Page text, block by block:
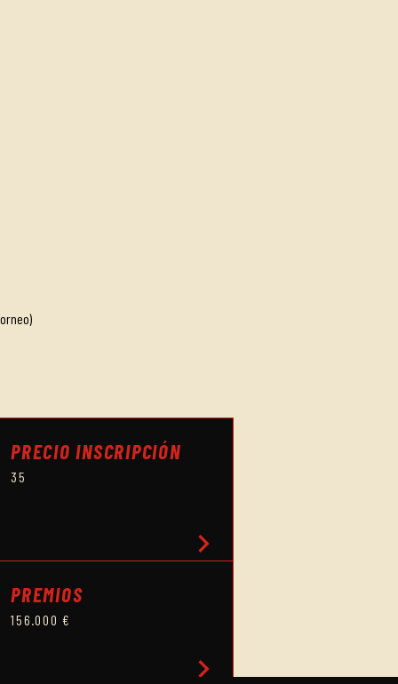
final
PRECIO INSCRIPCIÓN
35
chevron_right
PREMIOS
156.000 €
chevron_right